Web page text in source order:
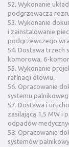
52. Wykonanie
podgrzewacza
53. Wykonanie
i zainstalowanie
podgrzewczego
54. Dostawa trzech
komorowa, 6-
55. Wykonanie
rafinacji ołowiu.
56. Opracowanie
systemu
57. Dostawa i
zasilającą 1,5 MW i
odpadów
58. Opracowanie
systemów